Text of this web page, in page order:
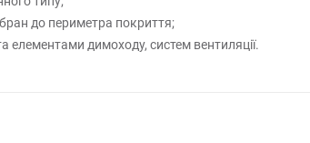
до периметра покриття;
елементами димоходу, систем вентиляції.